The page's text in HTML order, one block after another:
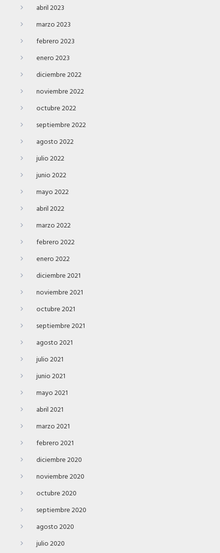
abril 2023
marzo 2023
febrero 2023
enero 2023
diciembre 2022
noviembre 2022
octubre 2022
septiembre 2022
agosto 2022
julio 2022
junio 2022
mayo 2022
abril 2022
marzo 2022
febrero 2022
enero 2022
diciembre 2021
noviembre 2021
octubre 2021
septiembre 2021
agosto 2021
julio 2021
junio 2021
mayo 2021
abril 2021
marzo 2021
febrero 2021
diciembre 2020
noviembre 2020
octubre 2020
septiembre 2020
agosto 2020
julio 2020